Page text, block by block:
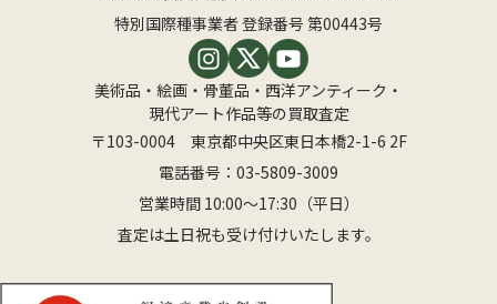
特別国際種事業者 登録番号 第00443号
美術品・絵画・骨董品・西洋アンティーク・
現代アート作品等の買取査定
〒103-0004 東京都中央区東日本橋2-1-6 2F
電話番号： 03-5809-3009
営業時間 10:00〜17:30（平日）
査定は土日祝も受け付けいたします。